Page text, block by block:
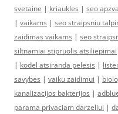
svetaine | kriaukles | seo
| vaikams | seo straipsniu
zaidimas vaikams | seo
siltnamiai stipruolis atsiliepimai
| kodel atsiranda pelesis |
savybes | vaiku zaidimui |
kanalizacijos bakterijos |
parama privaciam darzeliui |